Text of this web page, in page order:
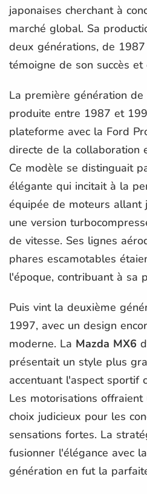
japonaises cherchant à
marché global. Sa
deux générations, de
témoigne de son succès
La première génération de
produite entre 1987 et
plateforme avec la Ford
directe de la collaboration
Ce modèle se distinguait
élégante qui incitait à la
équipée de moteurs allant
une version
de vitesse. Ses lignes
phares escamotables
l'époque, contribuant à sa
Puis vint la deuxième
1997, avec un design
moderne. La Mazda MX6
présentait un style plus
accentuant l'aspect sportif
Les motorisations
choix judicieux pour les
sensations fortes. La
fusionner l'élégance avec
génération en fut la